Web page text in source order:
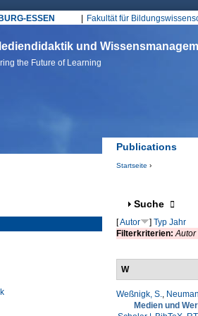
ESSEN
Fakultät für
und
the Future of Learning
Publications
Startseite ›
Anzeigen
Suche
[Autor ] Typ Jahr
Filterkriterien:Autor
W
Weßnigk, S.,
Medien und